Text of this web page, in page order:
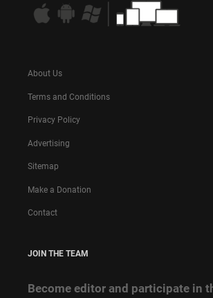
About Us
Terms and Conditions
Privacy Policy
Advertising
Sitemap
Make a Donation
Contact
JOIN THE TEAM
Become editor and participate in